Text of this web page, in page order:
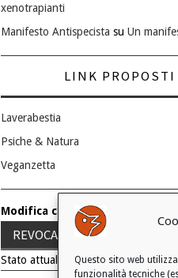
Questo sito web
funzionalità tecniche
xenotrapianti
Manifesto Antispecista su Un
LINK PROPOSTI
Laverabestia
Psiche & Natura
Veganzetta
Modifica consenso ai cookie
REVOCA IL TUO CONSENSO
Stato attuale: Negato